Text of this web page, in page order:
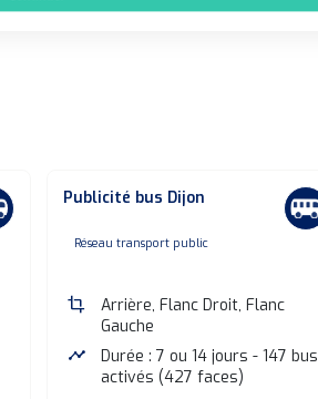
Publicité bus Dijon
none
Réseau transport public
crop
Arrière, Flanc Droit, Flanc
Gauche
timeline
Durée : 7 ou 14 jours - 147 bus
activés (427 faces)